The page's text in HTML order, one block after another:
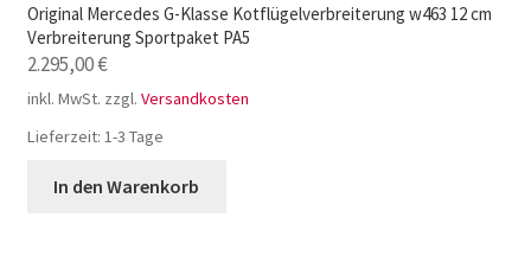
Original Mercedes G-Klasse Kotflügelverbreiterung w463 12 cm
Verbreiterung Sportpaket PA5
2.295,00€
inkl. MwSt. zzgl. Versandkosten
Lieferzeit: 1-3 Tage
In den Warenkorb